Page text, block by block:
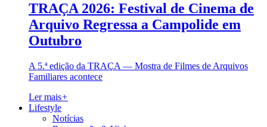
TRAÇA 2026: Festival de Cinema de
Arquivo Regressa a Campolide em
Outubro
A 5.ª edição da TRAÇA — Mostra de Filmes de Arquivos
Familiares acontece
Ler mais+
Lifestyle
Notícias